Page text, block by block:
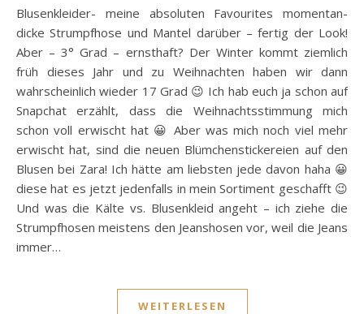
Blusenkleider- meine absoluten Favourites momentan-
dicke Strumpfhose und Mantel darüber – fertig der Look!
Aber – 3° Grad – ernsthaft? Der Winter kommt ziemlich
früh dieses Jahr und zu Weihnachten haben wir dann
wahrscheinlich wieder 17 Grad 😉 Ich hab euch ja schon auf
Snapchat erzählt, dass die Weihnachtsstimmung mich
schon voll erwischt hat 😀 Aber was mich noch viel mehr
erwischt hat, sind die neuen Blümchenstickereien auf den
Blusen bei Zara! Ich hätte am liebsten jede davon haha 😀
diese hat es jetzt jedenfalls in mein Sortiment geschafft 😉
Und was die Kälte vs. Blusenkleid angeht – ich ziehe die
Strumpfhosen meistens den Jeanshosen vor, weil die Jeans
immer…
WEITERLESEN